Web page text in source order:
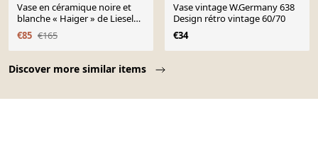
Discover more similar items
Vase en céramique noire et
blanche « Haiger » de Liesel
Spornhauer pour
Schlossberg, Allemagne
années 1950.
€85 €165
Vase vintage W.Germany 638
Design rétro vintage 60/70
€34